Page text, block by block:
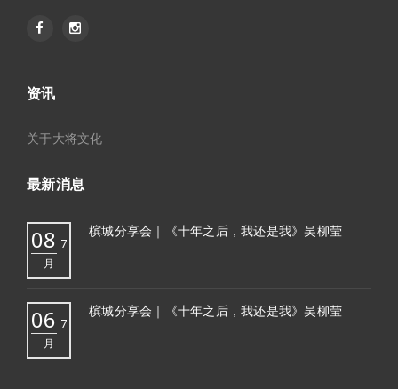
资讯
关于大将文化
最新消息
08 7
月
槟城分享会｜《十年之后，我还是我》吴柳莹
06 7
月
槟城分享会｜《十年之后，我还是我》吴柳莹